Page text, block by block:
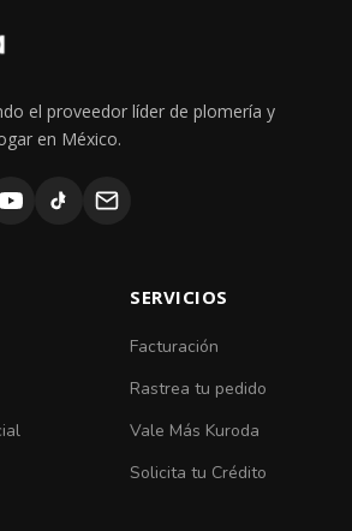
el proveedor líder de plomería y
en México.
SERVICIOS
Facturación
Rastrea tu pedido
Vale Más Kuroda
Solicita tu Crédito